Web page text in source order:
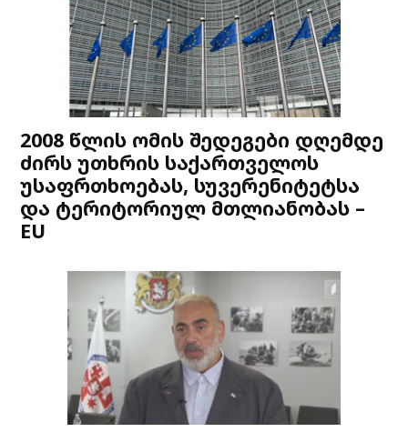
2008 წლის ომის შედეგები დღემდე
ძირს უთხრის საქართველოს
უსაფრთხოებას, სუვერენიტეტსა
და ტერიტორიულ მთლიანობას –
EU